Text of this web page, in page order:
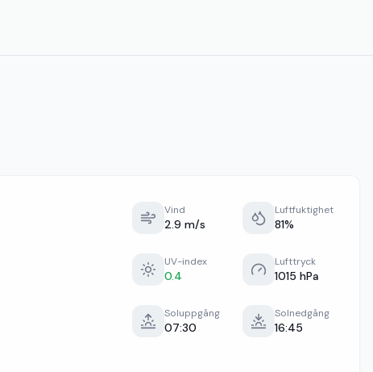
Vind
2.9 m/s
Luftfuktighet
81%
UV-index
0.4
Lufttryck
1015 hPa
Soluppgång
07:30
Solnedgång
16:45